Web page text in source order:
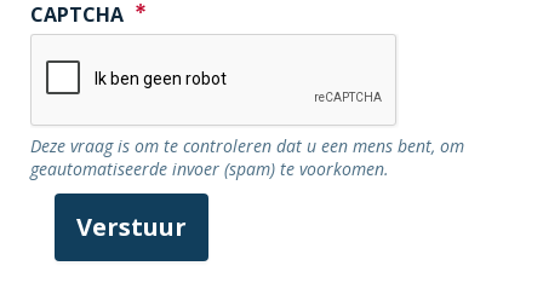
CAPTCHA
Deze vraag is om te controleren dat u een mens bent, om
geautomatiseerde invoer (spam) te voorkomen.